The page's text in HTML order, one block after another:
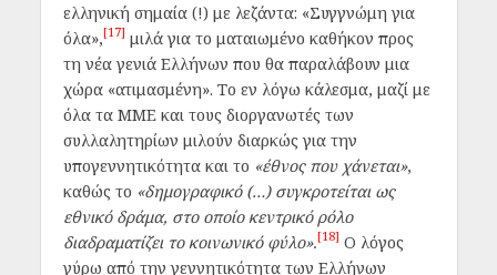
ελληνική σημαία (!) με λεζάντα: «Συγγνώμη για
όλα»,[17] μιλά για το ματαιωμένο καθήκον προς
τη νέα γενιά Ελλήνων που θα παραλάβουν μια
χώρα «ατιμασμένη». Το εν λόγω κάλεσμα, μαζί με
όλα τα ΜΜΕ και τους διοργανωτές των
συλλαλητηρίων μιλούν διαρκώς για την
υπογεννητικότητα και το «έθνος που χάνεται»,
καθώς το «δημογραφικό (…) συγκροτείται ως
εθνικό δράμα, στο οποίο κεντρικό ρόλο
διαδραματίζει το κοινωνικό φύλο».[18] Ο λόγος
γύρω από την γεννητικότητα των Ελλήνων